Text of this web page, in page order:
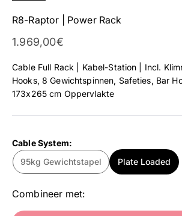
R8-Raptor | Power Rack
Aanbieding
1.969,00€
Cable Full Rack | Kabel-Station | Incl.
Hooks, 8 Gewichtspinnen, Safeties, Bar
173x265 cm Oppervlakte
Cable System:
95kg Gewichtstapel
Plate Loaded
Combineer met: